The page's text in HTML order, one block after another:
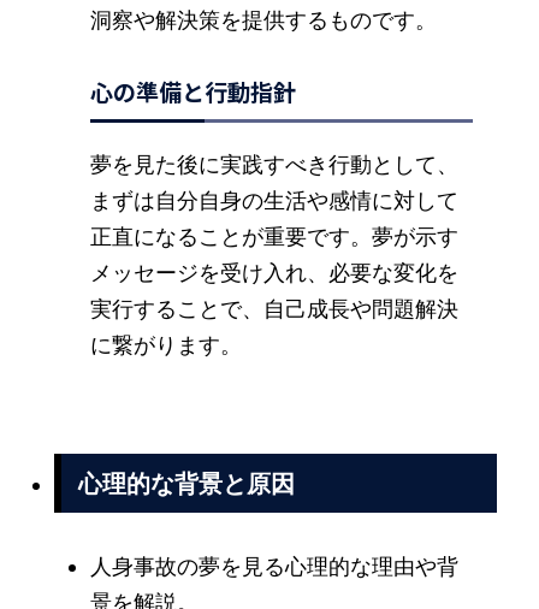
洞察や解決策を提供するものです。
心の準備と行動指針
夢を見た後に実践すべき行動として、
まずは自分自身の生活や感情に対して
正直になることが重要です。夢が示す
メッセージを受け入れ、必要な変化を
実行することで、自己成長や問題解決
に繋がります。
心理的な背景と原因
人身事故の夢を見る心理的な理由や背
景を解説。